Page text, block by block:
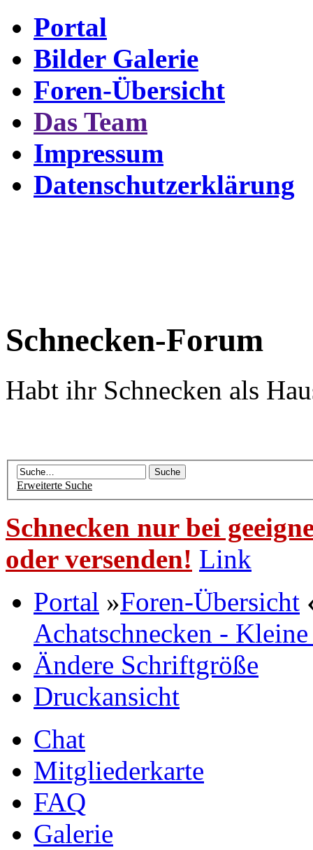
Portal
Bilder Galerie
Foren-Übersicht
Das Team
Impressum
Datenschutzerklärung
Schnecken-Forum
Habt ihr Schnecken als
Erweiterte Suche
Schnecken nur bei
oder versenden! Link
Portal »Foren-Übersicht
Achatschnecken -
Ändere Schriftgröße
Druckansicht
Chat
Mitgliederkarte
FAQ
Galerie